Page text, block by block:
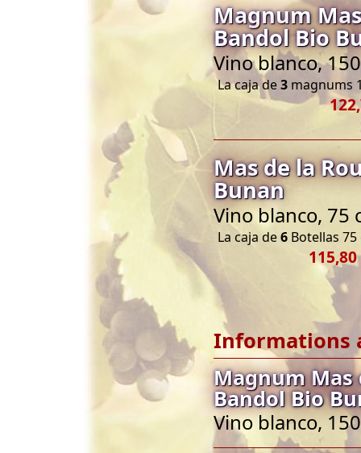
Magnum
Bandol Bio
Vino blanco,
La caja de3 magnums
Mas de la
Bunan
Vino blanco, 75
La caja de6 Botellas 75
115,80
Informations
Magnum Mas
Bandol Bio
Vino blanco,